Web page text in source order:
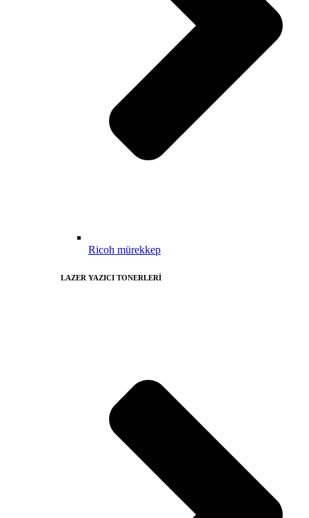
Ricoh mürekkep
LAZER YAZICI TONERLERİ